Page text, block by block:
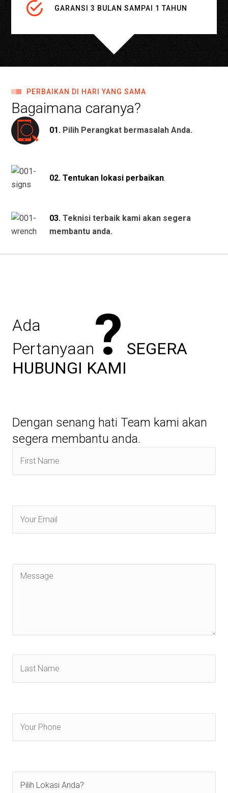
GARANSI 3 BULAN SAMPAI 1 TAHUN
PERBAIKAN DI HARI YANG SAMA
Bagaimana caranya?
01. Pilih Perangkat bermasalah Anda.
02. Tentukan lokasi perbaikan.
03.Teknisi terbaik kami akan segera
membantu anda.
Ada
Pertanyaan? SEGERA
HUBUNGI KAMI
Dengan senang hati Team kami akan
segera membantu anda.